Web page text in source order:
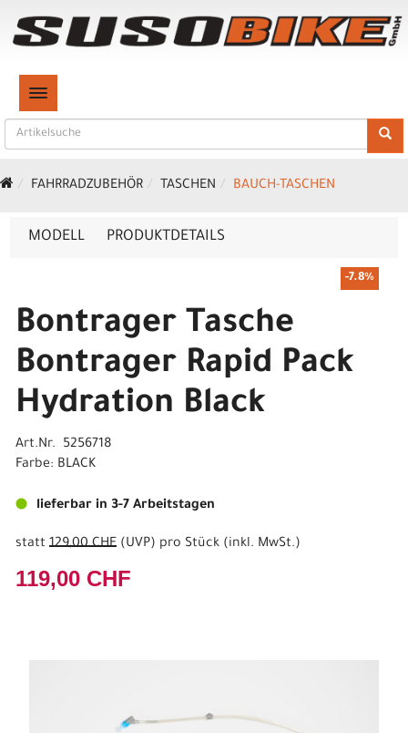
TOGGLE NAVIGATION
FAHRRADZUBEHÖR TASCHEN BAUCH-TASCHEN
MODELL PRODUKTDETAILS
-7.8%
Bontrager Tasche
Bontrager Rapid Pack
Hydration Black
Art.Nr. 5256718
Farbe: BLACK
lieferbar in 3-7 Arbeitstagen
statt 129,00 CHF (UVP) pro Stück (inkl. MwSt.)
119,00 CHF